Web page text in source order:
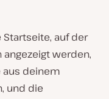
auf der
werden,
aus deinem
und die